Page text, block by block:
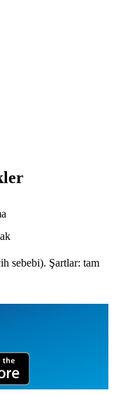
sebebi). Şartlar: tam